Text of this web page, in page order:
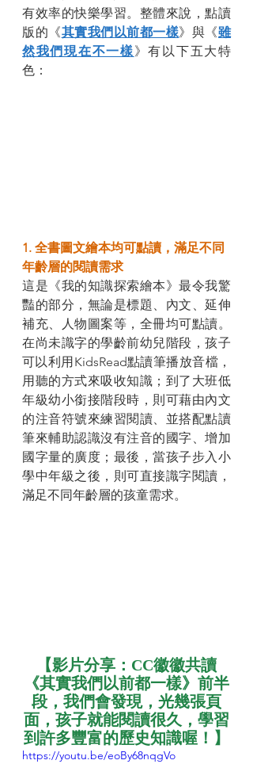
有效率的快樂學習。整體來說，點讀
版的《其實我們以前都一樣》與《雖
然我們現在不一樣》有以下五大特
色：
1. 全書圖文繪本均可點讀，滿足不同
年齡層的閱讀需求
這是《我的知識探索繪本》最令我驚
豔的部分，無論是標題、內文、延伸
補充、人物圖案等，全冊均可點讀。
在尚未識字的學齡前幼兒階段，孩子
可以利用KidsRead點讀筆播放音檔，
用聽的方式來吸收知識；到了大班低
年級幼小銜接階段時，則可藉由內文
的注音符號來練習閱讀、並搭配點讀
筆來輔助認識沒有注音的國字、增加
國字量的廣度；最後，當孩子步入小
學中年級之後，則可直接識字閱讀，
滿足不同年齡層的孩童需求。
【影片分享：CC徽徽共讀
《其實我們以前都一樣》前半
段，我們會發現，光幾張頁
面，孩子就能閱讀很久，學習
到許多豐富的歷史知識喔！】
https://youtu.be/eoBy68nqgVo